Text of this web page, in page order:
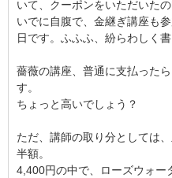
いて、クーポンをいただいた
いでに自腹で、金継ぎ講座も
日です。ふふふ、紛らわしく書
薔薇の講座、普通に支払った
す。
ちょっと高いでしょう？
ただ、講師の取り分としては
半額。
4,400円の中で、ローズウォー